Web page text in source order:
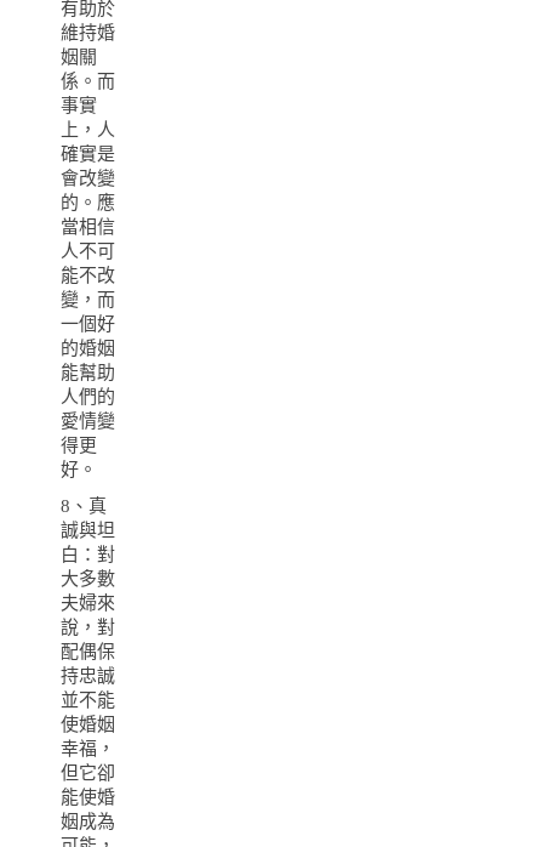
有助於
維持婚
姻關
係。而
事實
上，人
確實是
會改變
的。應
當相信
人不可
能不改
變，而
一個好
的婚姻
能幫助
人們的
愛情變
得更
好。
8、真
誠與坦
白：對
大多數
夫婦來
說，對
配偶保
持忠誠
並不能
使婚姻
幸福，
但它卻
能使婚
姻成為